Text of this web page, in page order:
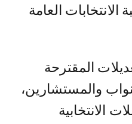
العامة
المقترحة
والمستشارين،
الانتخابية